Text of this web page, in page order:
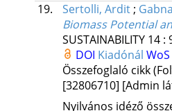
19.
Sertolli, Ardit ;
Biomass Potential
SUSTAINABILITY 14:
DOI Kiadónál WoS
Összefoglaló cikk
[32806710] [Admin
Nyilvános idéző